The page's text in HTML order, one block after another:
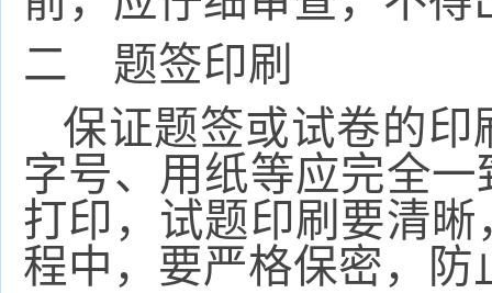
二 题签印刷
保证题签或试卷的
字号、用纸等应完全
打印，试题印刷要清
程中，要严格保密，防